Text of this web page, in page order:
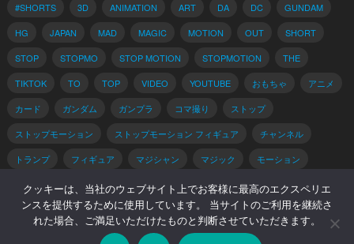
#SHORTS 3D ANIMATION ART DA DC
GUNDAM
HG
JAPAN MAD MAGIC MOTION OUT
SHORT
STOP
STOPMO STOP MOTION STOPMOTION
THE
TIKTOK
TO TOP VIDEO YOUTUBE おもちゃ
アニメ
カード
ガンダム ガンプラ コマ撮り
ストップ
ストップモーション
ストップモーション フィギュア
チャンネル
トランプ
フィギュア マジシャン マジック
モーション
動画
手品 手品 種明かし 種明かし 簡単 解説
© 2026 コマ撮りブログ -WordPress Video Theme
クッキーは、当社のウェブサイト上でお客様に最高のエクスペリエ
ンスを提供するために使用しています。 当サイトのご利用を継続さ
れた場合、ご満足いただけたものと判断させていただきます。